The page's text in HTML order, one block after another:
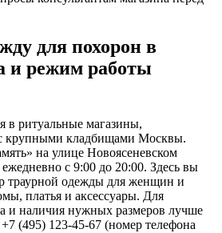
для похорон в
и режим работы
в ритуальные магазины,
крупными кладбищами Москвы.
на улице Новоясеневском
ежедневно с 9:00 до 20:00. Здесь вы
траурной одежды для женщин и
платья и аксессуары. Для
и наличия нужных размеров лучше
(495) 123-45-67 (номер телефона